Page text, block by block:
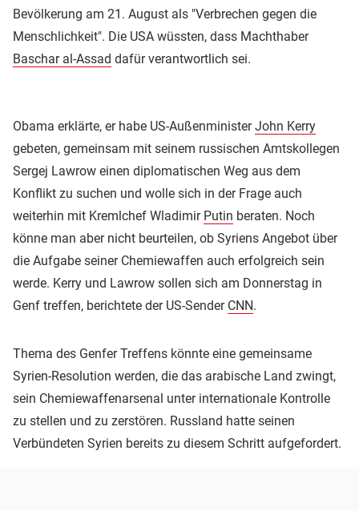
Bevölkerung am 21. August als "Verbrechen gegen die
Menschlichkeit". Die USA wüssten, dass Machthaber
Baschar al-Assad dafür verantwortlich sei.
Obama erklärte, er habe US-AußenministerJohn Kerry
gebeten, gemeinsam mit seinem russischen Amtskollegen
Sergej Lawrow einen diplomatischen Weg aus dem
Konflikt zu suchen und wolle sich in der Frage auch
weiterhin mit Kremlchef Wladimir Putin beraten. Noch
könne man aber nicht beurteilen, ob Syriens Angebot über
die Aufgabe seiner Chemiewaffen auch erfolgreich sein
werde. Kerry und Lawrow sollen sich am Donnerstag in
Genf treffen, berichtete der US-Sender CNN.
Thema des Genfer Treffens könnte eine gemeinsame
Syrien-Resolution werden, die das arabische Land zwingt,
sein Chemiewaffenarsenal unter internationale Kontrolle
zu stellen und zu zerstören. Russland hatte seinen
Verbündeten Syrien bereits zu diesem Schritt aufgefordert.